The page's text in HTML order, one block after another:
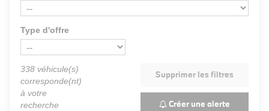
Type d'offre
338 véhicule(s)
corresponde(nt)
à votre
recherche
Supprimer les filtres
Créer une alerte